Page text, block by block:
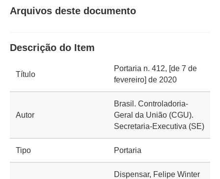
Arquivos deste documento
Descrição do Item
Título
Portaria n. 412, [de 7 de
fevereiro] de 2020
Autor
Brasil. Controladoria-
Geral da União (CGU).
Secretaria-Executiva (SE)
Tipo Portaria
Dispensar, Felipe Winter